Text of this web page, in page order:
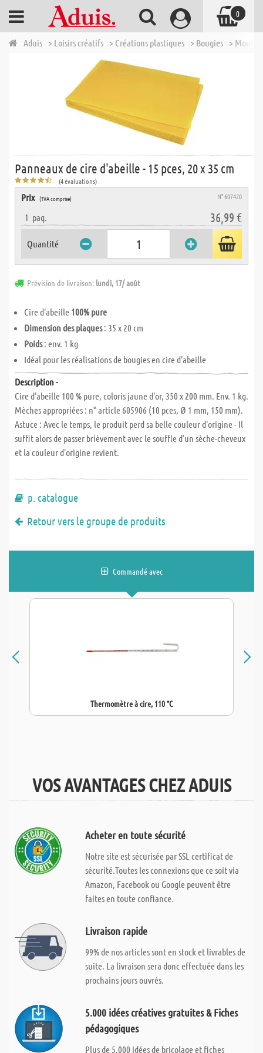
Aduis > Loisirs créatifs > Créations plastiques > Bougies >
Panneaux de cire d'abeille - 15 pces, 20 x 35 cm
(4 évaluations)
Prix (TVA comprise) N° 607420
1 paq. 36,99 €
Quantité
Prévision de livraison: lundi, 17/ août
Cire d'abeille 100% pure
Dimension des plaques: 35 x 20 cm
Poids: env. 1 kg
Idéal pour les réalisations de bougies en cire d'abeille
Description -
Cire d'abeille 100 % pure, coloris jaune d'or, 350 x 200 mm. Env. 1 kg.
Mèches appropriées : n° article 605906 (10 pces, Ø 1 mm, 150 mm).
Astuce : Avec le temps, le produit perd sa belle couleur d'origine - Il
suffit alors de passer brièvement avec le souffle d'un sèche-cheveux
et la couleur d'origine revient.
p. catalogue
Retour vers le groupe de produits
Commandé avec
Thermomètre à cire, 110 °C
VOS AVANTAGES CHEZ ADUIS
Acheter en toute sécurité
Notre site est sécurisée par SSL certificat de
sécurité.Toutes les connexions que ce soit via
Amazon, Facebook ou Google peuvent être
faites en toute confiance.
Livraison rapide
99% de nos articles sont en stock et livrables de
suite. La livraison sera donc effectuée dans les
prochains jours ouvrés.
5.000 idées créatives gratuites & Fiches
pédagogiques
Plus de 5.000 idées de bricolage et fiches
0